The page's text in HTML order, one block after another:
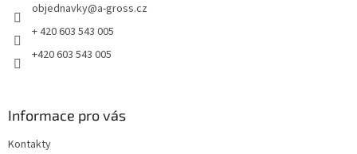
objednavky@a-gross.cz
+ 420 603 543 005
+420 603 543 005
Informace pro vás
Kontakty